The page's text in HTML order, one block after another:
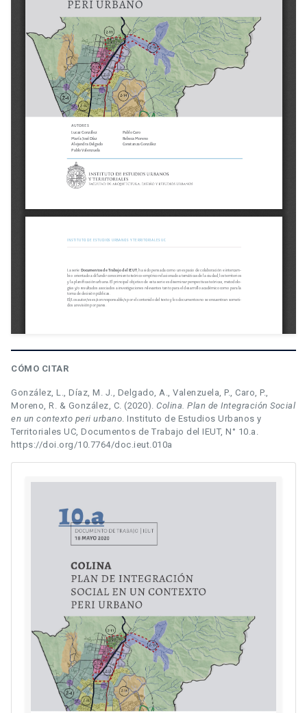
CÓMO CITAR
González, L., Díaz, M. J., Delgado, A., Valenzuela, P., Caro, P.,
Moreno, R. & González, C. (2020). Colina. Plan de Integración Social
en un contexto peri urbano. Instituto de Estudios Urbanos y
Territoriales UC, Documentos de Trabajo del IEUT, N° 10.a.
https://doi.org/10.7764/doc.ieut.010a